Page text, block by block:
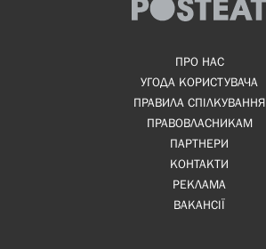
ПРО НАС
УГОДА КОРИСТУВАЧА
ПРАВИЛА СПІЛКУВАННЯ
ПРАВОВЛАСНИКАМ
ПАРТНЕРИ
КОНТАКТИ
РЕКЛАМА
ВАКАНСІЇ